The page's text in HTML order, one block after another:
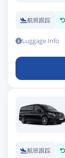
航班跟踪
Luggage Info
航班跟踪